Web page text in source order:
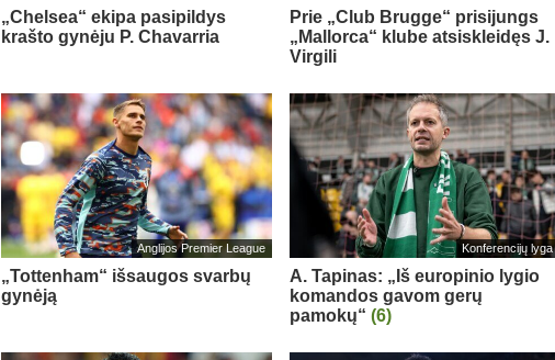
„Chelsea“ ekipa pasipildys
krašto gynėju P. Chavarria
Prie „Club Brugge“ prisijungs
„Mallorca“ klube atsiskleidęs J.
Virgili
Anglijos Premier League
„Tottenham“ išsaugos svarbų
gynėją
Konferencijų lyga
A. Tapinas: „Iš europinio lygio
komandos gavom gerų
pamokų“ (6)